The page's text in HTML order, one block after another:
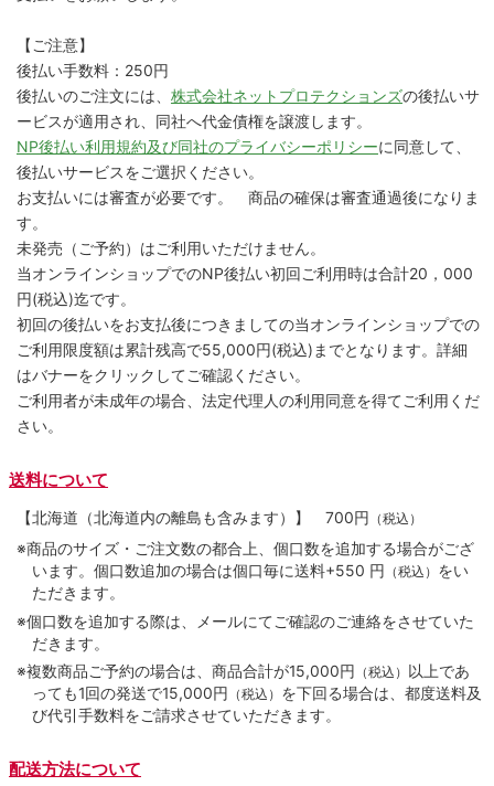
【ご注意】
後払い手数料：250円
後払いのご注文には、 株式会社ネットプロテクションズの後払いサ
ービスが適用され、同社へ代金債権を譲渡します。
NP後払い利用規約及び同社のプライバシーポリシーに同意して、
後払いサービスをご選択ください。
お支払いには審査が必要です。 商品の確保は審査通過後になりま
す。
未発売（ご予約）はご利用いただけません。
当オンラインショップでのNP後払い初回ご利用時は合計20，000
円(税込)迄です。
初回の後払いをお支払後につきましての当オンラインショップでの
ご利用限度額は累計残高で55,000円(税込)までとなります。詳細
はバナーをクリックしてご確認ください。
ご利用者が未成年の場合、法定代理人の利用同意を得てご利用くだ
さい。
送料について
【北海道（北海道内の離島も含みます）】 700円 （税込）
※商品のサイズ・ご注文数の都合上、個口数を追加する場合がござ
います。個口数追加の場合は個口毎に送料+550 円 （税込） をい
ただきます。
※個口数を追加する際は、メールにてご確認のご連絡をさせていた
だきます。
※複数商品ご予約の場合は、商品合計が15,000円
（税込）
以上であ
っても1回の発送で15,000円
（税込） を下回る場合は、都度送料及
び代引手数料をご請求させていただきます。
配送方法について